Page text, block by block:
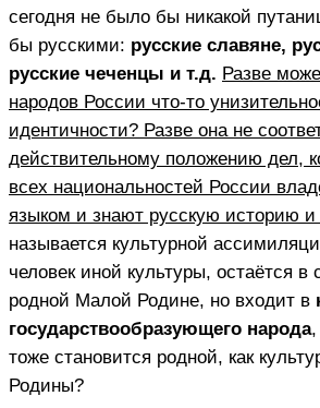
сегодня не было бы никакой
бы русскими: русские славяне,
русские чеченцы и т.д. Разве
народов России что-то
идентичности? Разве она не
действительному положению дел,
всех национальностей России
языком и знают русскую историю и
называется культурной
человек иной культуры, остаётся в
родной Малой Родине, но входит в
государствообразующего народа,
тоже становится родной, как
Родины?